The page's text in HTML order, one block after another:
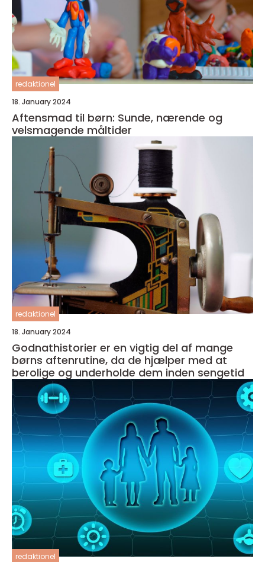
redaktionel
18. January 2024
Aftensmad til børn: Sunde, nærende og
velsmagende måltider
redaktionel
18. January 2024
Godnathistorier er en vigtig del af mange
børns aftenrutine, da de hjælper med at
berolige og underholde dem inden sengetid
redaktionel